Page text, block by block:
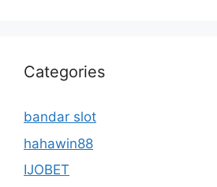
Categories
bandar slot
hahawin88
IJOBET